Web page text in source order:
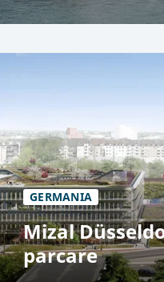
Sistem automat de
350 de locuri de
3 niveluri
GERMANIA
Mizal
parcare